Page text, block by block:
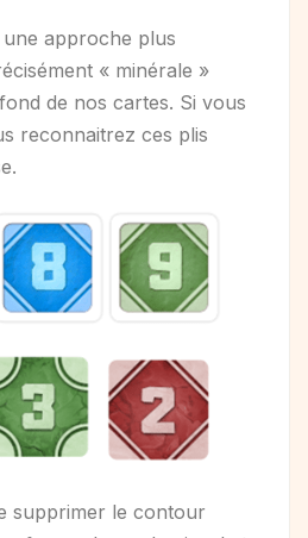
approche plus
« minérale »
de nos cartes. Si vous
reconnaitrez ces plis
supprimer le contour